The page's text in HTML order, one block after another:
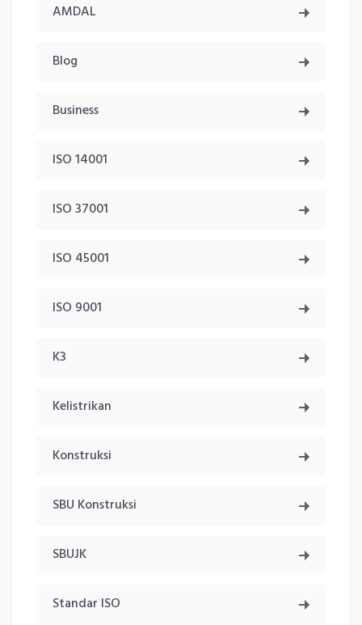
AMDAL
Blog
Business
ISO 14001
ISO 37001
ISO 45001
ISO 9001
K3
Kelistrikan
Konstruksi
SBU Konstruksi
SBUJK
Standar ISO